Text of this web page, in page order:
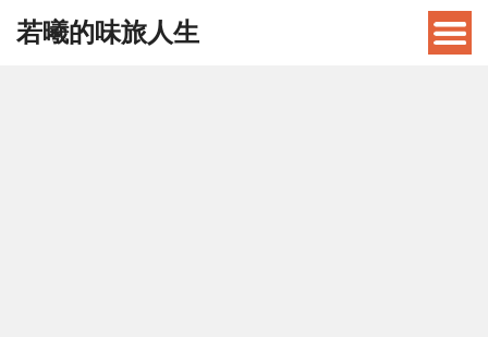
若曦的味旅人生